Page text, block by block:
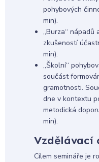
pohybových
min).
„Burza“ nápadů
zkušeností
min).
„Školní“
součást
gramotnosti.
dne v kontextu
metodická
min).
Vzdělávací
Cílem semináře je